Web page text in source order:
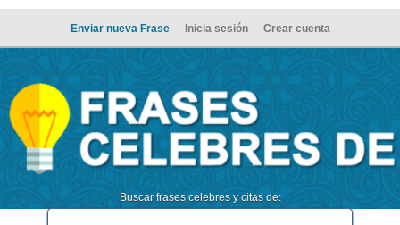
Enviar nueva Frase Inicia sesión Crear cuenta
Buscar frases celebres y citas de: